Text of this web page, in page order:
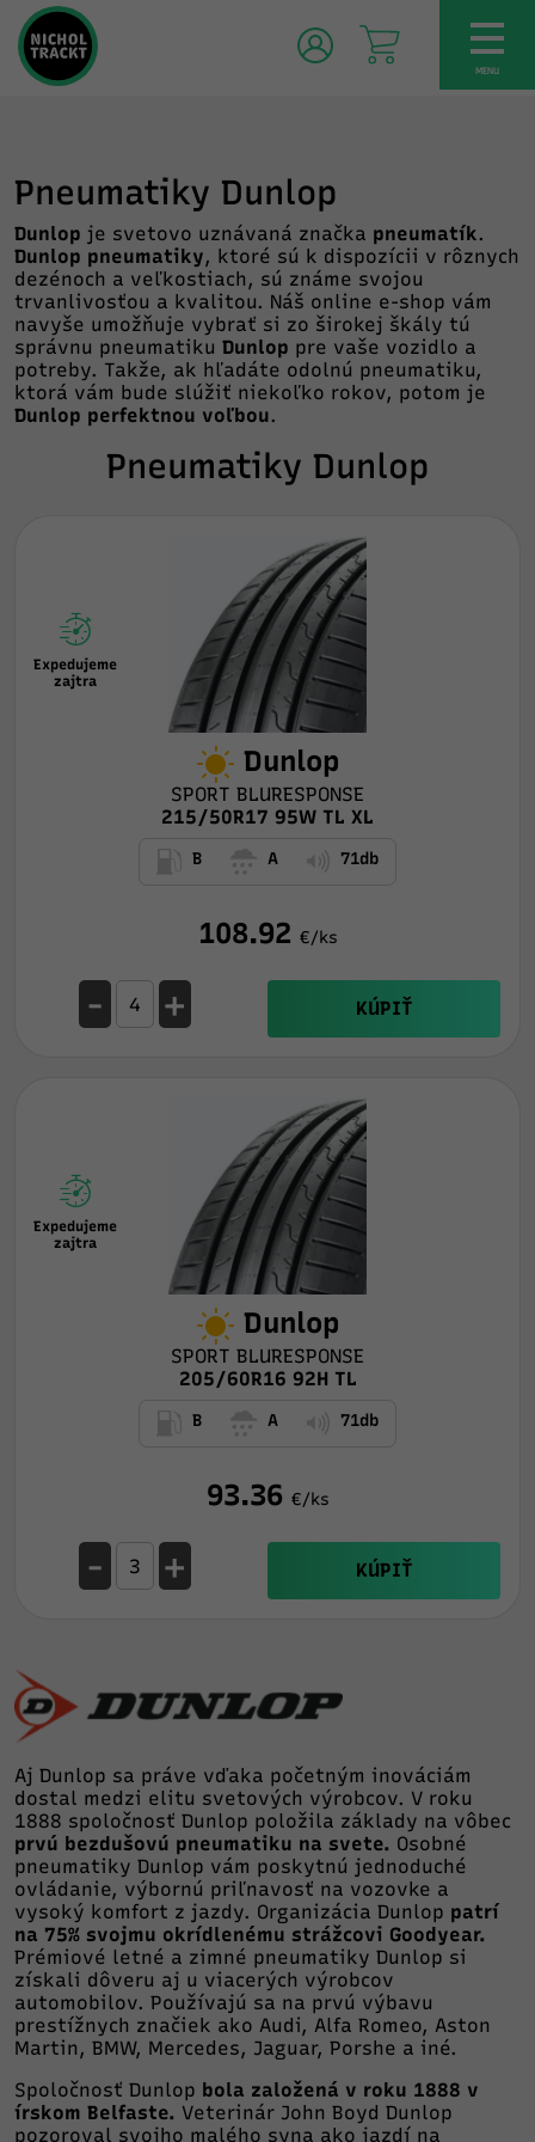
MENU
Pneumatiky Dunlop
Dunlop je svetovo uznávaná značka pneumatík.
Dunlop pneumatiky, ktoré sú k dispozícii v rôznych
dezénoch a veľkostiach, sú známe svojou
trvanlivosťou a kvalitou. Náš online e-shop vám
navyše umožňuje vybrať si zo širokej škály tú
správnu pneumatiku Dunlop pre vaše vozidlo a
potreby. Takže, ak hľadáte odolnú pneumatiku,
ktorá vám bude slúžiť niekoľko rokov, potom je
Dunlop perfektnou voľbou.
Pneumatiky Dunlop
Expedujeme
zajtra
Dunlop
SPORT BLURESPONSE
215/50R17 95W TL XL
B A 71db
108.92 €/ks
- + KÚPIŤ
Expedujeme
zajtra
Dunlop
SPORT BLURESPONSE
205/60R16 92H TL
B A 71db
93.36 €/ks
- + KÚPIŤ
Aj Dunlop sa práve vďaka početným inováciám
dostal medzi elitu svetových výrobcov. V roku
1888 spoločnosť Dunlop položila základy na vôbec
prvú bezdušovú pneumatiku na svete. Osobné
pneumatiky Dunlop vám poskytnú jednoduché
ovládanie, výbornú priľnavosť na vozovke a
vysoký komfort z jazdy. Organizácia Dunlop patrí
na 75% svojmu okrídlenému strážcovi Goodyear.
Prémiové letné a zimné pneumatiky Dunlop si
získali dôveru aj u viacerých výrobcov
automobilov. Používajú sa na prvú výbavu
prestížnych značiek ako Audi, Alfa Romeo, Aston
Martin, BMW, Mercedes, Jaguar, Porshe a iné.
Spoločnosť Dunlop bola založená v roku 1888 v
írskom Belfaste. Veterinár John Boyd Dunlop
pozoroval svojho malého syna ako jazdí na